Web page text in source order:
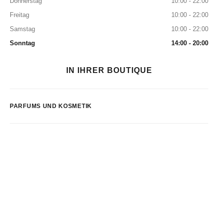
Freitag
10:00 - 22:00
Samstag
10:00 - 22:00
Sonntag
14:00 - 20:00
IN IHRER BOUTIQUE
PARFUMS UND KOSMETIK